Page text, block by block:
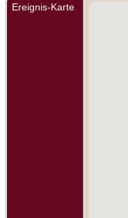
Ereignis-Karte